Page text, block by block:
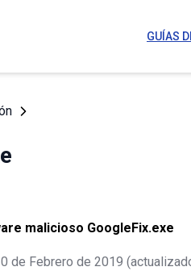
GUÍAS
malicioso GoogleFix.exe
de Febrero de 2019